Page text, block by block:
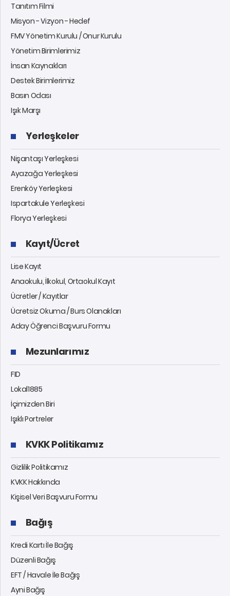
Tanıtım Filmi
Misyon - Vizyon - Hedef
FMV Yönetim Kurulu / Onur Kurulu
Yönetim Birimlerimiz
İnsan Kaynakları
Destek Birimlerimiz
Basın Odası
Işık Marşı
Yerleşkeler
Nişantaşı Yerleşkesi
Ayazağa Yerleşkesi
Erenköy Yerleşkesi
Ispartakule Yerleşkesi
Florya Yerleşkesi
Kayıt/Ücret
Lise Kayıt
Anaokulu, İlkokul, Ortaokul Kayıt
Ücretler / Kayıtlar
Ücretsiz Okuma / Burs Olanakları
Aday Öğrenci Başvuru Formu
Mezunlarımız
FID
Lokal1885
İçimizden Biri
Işıklı Portreler
KVKK Politikamız
Gizlilik Politikamız
KVKK Hakkında
Kişisel Veri Başvuru Formu
Bağış
Kredi Kartı İle Bağış
Düzenli Bağış
EFT / Havale İle Bağış
Ayni Bağış